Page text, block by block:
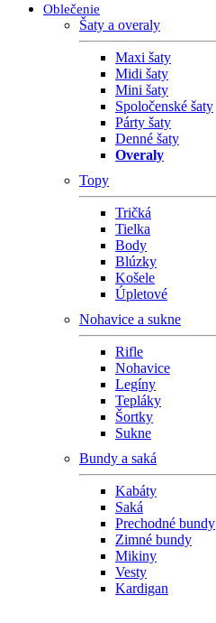
Oblečenie
Šaty a overaly
Maxi šaty
Midi šaty
Mini šaty
Spoločenské šaty
Párty šaty
Denné šaty
Overaly
Topy
Tričká
Tielka
Body
Blúzky
Košele
Úpletové
Nohavice a sukne
Rifle
Nohavice
Legíny
Tepláky
Šortky
Sukne
Bundy a saká
Kabáty
Saká
Prechodné bundy
Zimné bundy
Mikiny
Vesty
Kardigan